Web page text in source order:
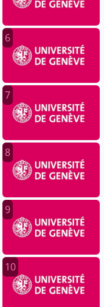
6
7
8
9
10